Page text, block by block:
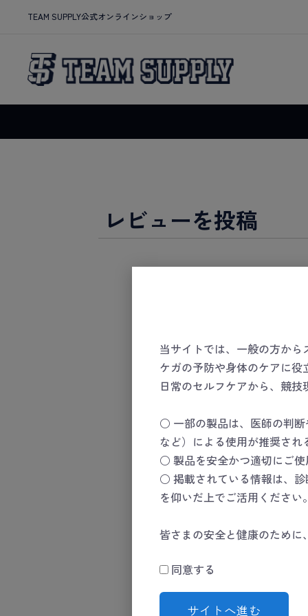
TEAM SUPPLY公式オンラインショップ
当サイトでは、一般の方か
ケガの予防や身体のケアに役
日常のセルフケアから、競
○ 一部の製品は、医師の判
など）による使用が推奨され
○ 製品を安全かつ適切にご使
○ 掲載されている情報は、
を仰いだ上でご活用ください
皆さまの安全と健康のために
同意する
サイトへ進む
レビューを投稿
投稿者名
URL
性別